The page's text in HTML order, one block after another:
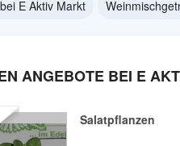
E Aktiv Markt
ANGEBOTE BEI E
Salatpflanzen